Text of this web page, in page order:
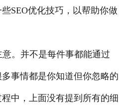
SEO优化技巧，以帮助你做
。并不是每件事都能通过
事情都是你知道但你忽略的
中，上面没有提到所有的细